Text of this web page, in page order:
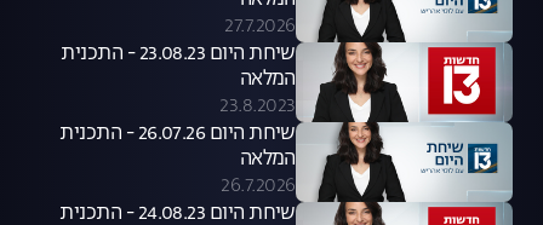
27.7.2026
שיחת היום 23.08.23 - התכנית
המלאה
23.8.2023
שיחת היום 26.07.26 - התכנית
המלאה
26.7.2026
שיחת היום 24.08.23 - התכנית